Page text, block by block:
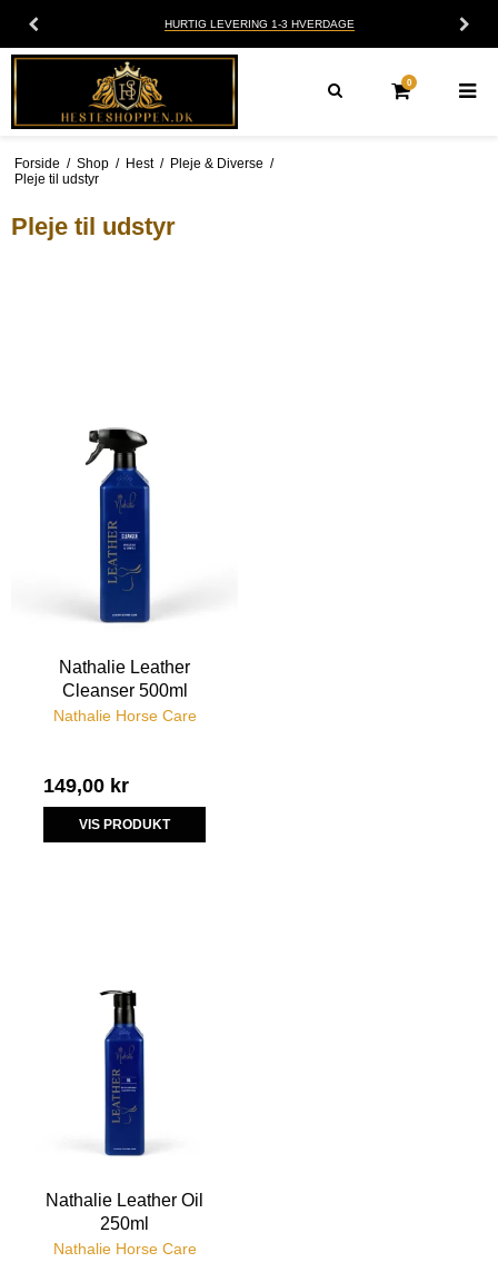
HURTIG LEVERING 1-3 HVERDAGE
0
Forside / Shop / Hest / Pleje & Diverse /
Pleje til udstyr
Pleje til udstyr
Nathalie Leather
Cleanser 500ml
Nathalie Horse Care
149,00 kr
VIS PRODUKT
Nathalie Leather Oil
250ml
Nathalie Horse Care